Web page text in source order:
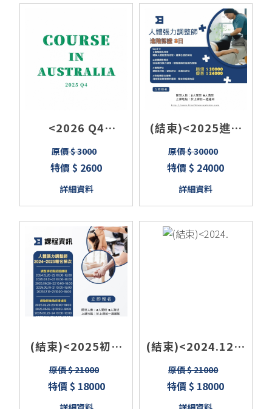
<2026 Q4
Massage
Techniques>5
days course in
原價 $ 3000
特價 $ 2600
詳細資料
(結束)<2025進階
認證班>運動按摩課
程/運動按摩師培訓
3日
原價 $ 30000
特價 $ 24000
詳細資料
(結束)<2025初階
班>筋膜刀課程/認
證/滑罐/徒手按摩 3
日全新課綱
原價 $ 21000
特價 $ 18000
(結束)<2024.12初
階班>人體張力調整
師認證
原價 $ 21000
特價 $ 18000